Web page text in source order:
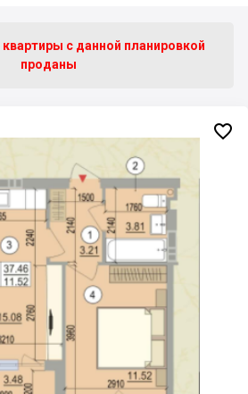
c данной планировкой
проданы
